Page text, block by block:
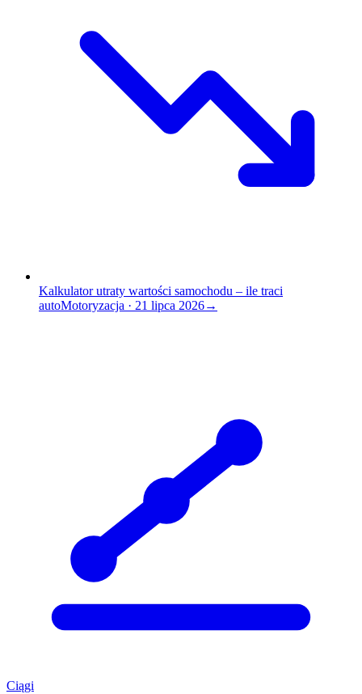
Kalkulator utraty wartości samochodu – ile traci
autoMotoryzacja · 21 lipca 2026→
Ciągi